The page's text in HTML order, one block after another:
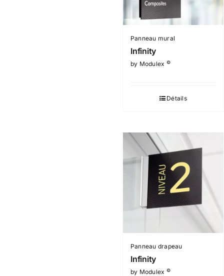
Panneau mural
Infinity
by Modulex ©
Détails
Panneau drapeau
Infinity
by Modulex ©